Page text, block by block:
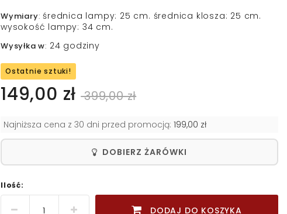
Wymiary: średnica lampy: 25 cm. średnica klosza: 25 cm.
wysokość lampy: 34 cm.
Wysyłka w: 24 godziny
Ostatnie sztuki!
149,00 zł 399,00 zł
Najniższa cena z 30 dni przed promocją: 199,00 zł
DOBIERZ ŻARÓWKI
Ilość:
DODAJ DO KOSZYKA